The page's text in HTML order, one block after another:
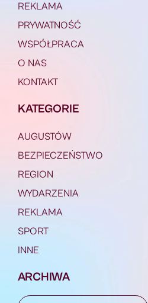
REKLAMA
PRYWATNOŚĆ
WSPÓŁPRACA
O NAS
KONTAKT
KATEGORIE
AUGUSTÓW
BEZPIECZEŃSTWO
REGION
WYDARZENIA
REKLAMA
SPORT
INNE
ARCHIWA